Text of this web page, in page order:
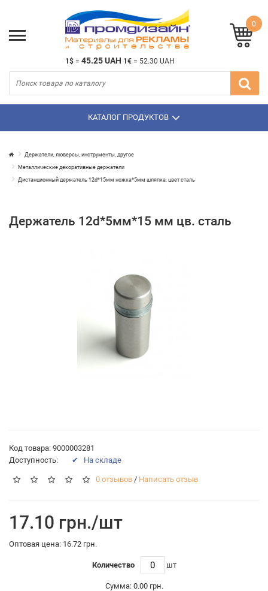
1$ = 45.25 UAH 1€ = 52.30 UAH
0
КАТАЛОГ ПРОДУКТОВ
Держатели, люверсы, инструменты, другое
Металлические декоративные держатели
Дистанционный держатель 12d*15мм ножка*5мм шляпка, цвет сталь
Держатель 12d*5мм*15 мм цв. сталь
Код товара: 9000003281
Доступность:
✔ На складе
0 отзывов / Написать отзыв
17.10 грн./шт
Оптовая цена: 16.72 грн.
Количество шт
Сумма: 0.00 грн.